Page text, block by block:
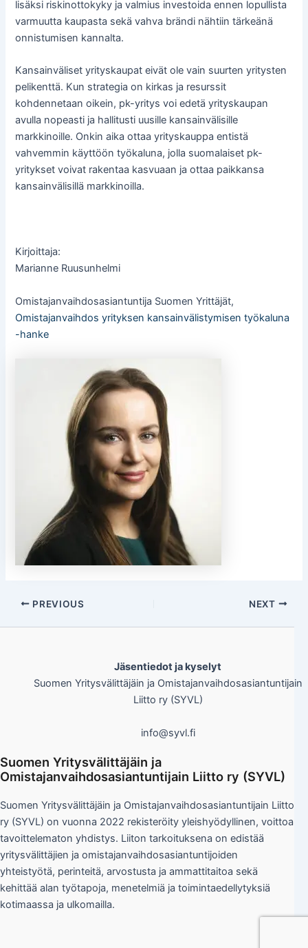
lisäksi riskinottokyky ja valmius investoida ennen lopullista
varmuutta kaupasta sekä vahva brändi nähtiin tärkeänä
onnistumisen kannalta.
Kansainväliset yrityskaupat eivät ole vain suurten yritysten
pelikenttä. Kun strategia on kirkas ja resurssit
kohdennetaan oikein, pk-yritys voi edetä yrityskaupan
avulla nopeasti ja hallitusti uusille kansainvälisille
markkinoille. Onkin aika ottaa yrityskauppa entistä
vahvemmin käyttöön työkaluna, jolla suomalaiset pk-
yritykset voivat rakentaa kasvuaan ja ottaa paikkansa
kansainvälisillä markkinoilla.
Kirjoittaja:
Marianne Ruusunhelmi
Omistajanvaihdosasiantuntija Suomen Yrittäjät,
Omistajanvaihdos yrityksen kansainvälistymisen työkaluna
-hanke
PREVIOUS NEXT
Jäsentiedot ja kyselyt
Suomen Yritysvälittäjäin ja Omistajanvaihdosasiantuntijain
Liitto ry (SYVL)
info@syvl.fi
Suomen Yritysvälittäjäin ja
Omistajanvaihdosasiantuntijain Liitto ry (SYVL)
Suomen Yritysvälittäjäin ja Omistajanvaihdosasiantuntijain Liitto
ry (SYVL) on vuonna 2022 rekisteröity yleishyödyllinen, voittoa
tavoittelematon yhdistys. Liiton tarkoituksena on edistää
yritysvälittäjien ja omistajanvaihdosasiantuntijoiden
yhteistyötä, perinteitä, arvostusta ja ammattitaitoa sekä
kehittää alan työtapoja, menetelmiä ja toimintaedellytyksiä
kotimaassa ja ulkomailla.